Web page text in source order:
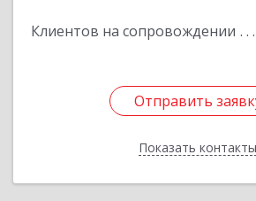
Клиентов на сопровождении
Отправить
Показать контакты
Отправить
Назад